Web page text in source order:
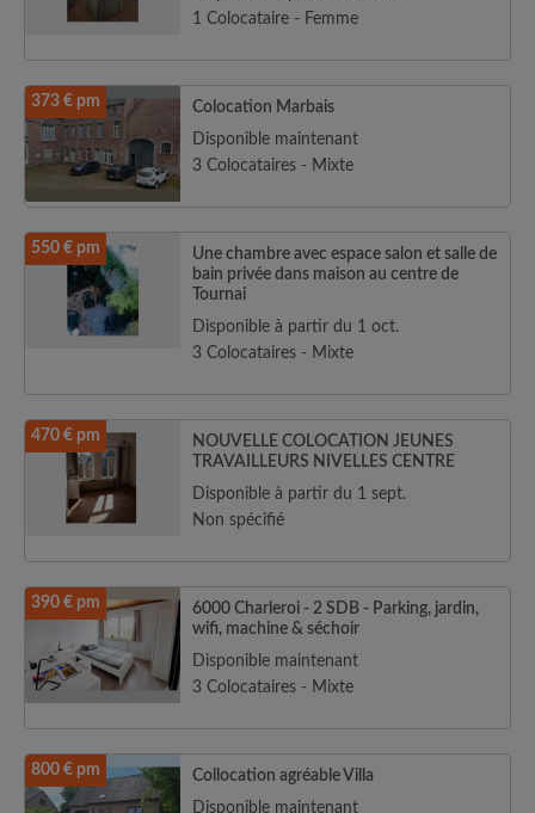
1 Colocataire - Femme
373 € pm
Colocation Marbais
Disponible maintenant
3 Colocataires - Mixte
550 € pm
Une chambre avec espace salon et salle de
bain privée dans maison au centre de
Tournai
Disponible à partir du 1 oct.
3 Colocataires - Mixte
470 € pm
NOUVELLE COLOCATION JEUNES
TRAVAILLEURS NIVELLES CENTRE
Disponible à partir du 1 sept.
Non spécifié
390 € pm
6000 Charleroi - 2 SDB - Parking, jardin,
wifi, machine & séchoir
Disponible maintenant
3 Colocataires - Mixte
800 € pm
Collocation agréable Villa
Disponible maintenant